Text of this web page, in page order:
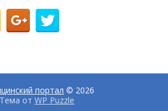
портал © 2026
Тема от WP Puzzle